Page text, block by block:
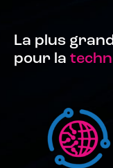
La plus
pour la